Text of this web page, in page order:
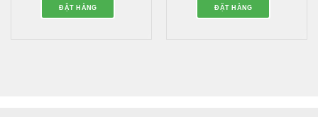
ĐẶT HÀNG ĐẶT HÀNG